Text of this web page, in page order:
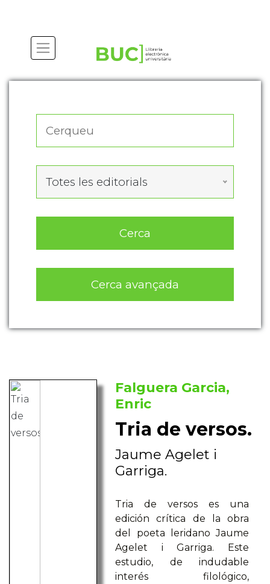
Totes les editorials
Cerca
Cerca avançada
Falguera Garcia,
Enric
Tria de versos.
Jaume Agelet i
Garriga.
Tria de versos es una
edición crítica de la obra
del poeta leridano Jaume
Agelet i Garriga. Este
estudio, de indudable
interés filológico,